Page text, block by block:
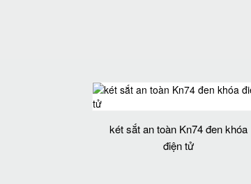
két sắt an toàn Kn74 đen khóa
điện tử